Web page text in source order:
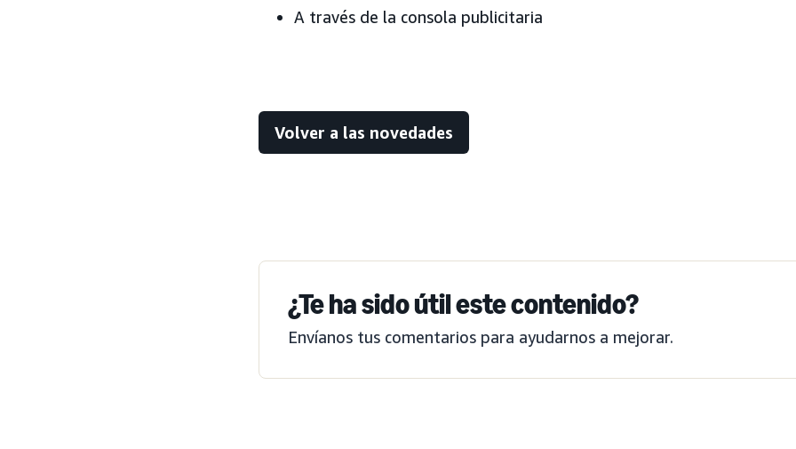
A través de la consola publicitaria
Volver a las novedades
¿Te ha sido útil este contenido?
Envíanos tus comentarios para ayudarnos a mejorar.